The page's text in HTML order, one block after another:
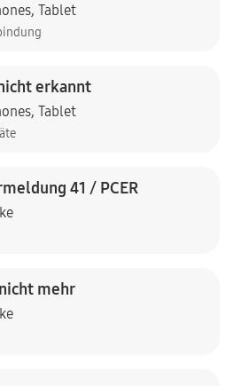
, Tablet
erkannt
, Tablet
41 / PCER
mehr